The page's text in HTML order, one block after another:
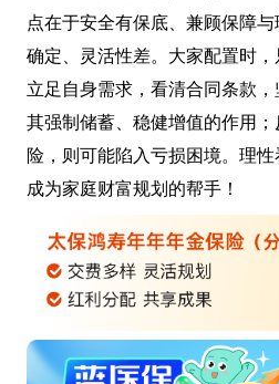
点在于安全有保底、兼顾保障
确定、灵活性差。大家配置时，
立足自身需求，看清合同条款
其强制储蓄、稳健增值的作用
险，则可能陷入亏损困境。理
成为家庭财富规划的帮手！